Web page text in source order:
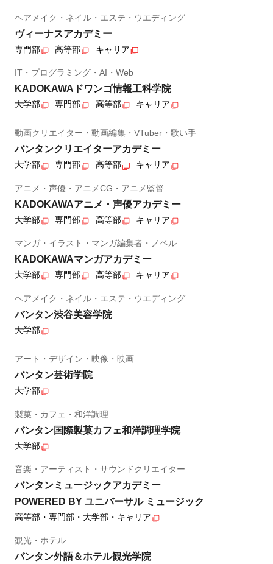
ヘアメイク・ネイル・エステ・ウエディング
ヴィーナスアカデミー
専門部 高等部 キャリア
IT・プログラミング・AI・Web
KADOKAWAドワンゴ情報工科学院
大学部 専門部 高等部 キャリア
動画クリエイター・動画編集・VTuber・歌い手
バンタンクリエイターアカデミー
大学部 専門部 高等部 キャリア
アニメ・声優・アニメCG・アニメ監督
KADOKAWAアニメ・声優アカデミー
大学部 専門部 高等部 キャリア
マンガ・イラスト・マンガ編集者・ノベル
KADOKAWAマンガアカデミー
大学部 専門部 高等部 キャリア
ヘアメイク・ネイル・エステ・ウエディング
バンタン渋谷美容学院
大学部
アート・デザイン・映像・映画
バンタン芸術学院
大学部
製菓・カフェ・和洋調理
バンタン国際製菓カフェ和洋調理学院
大学部
音楽・アーティスト・サウンドクリエイター
バンタンミュージックアカデミー
POWERED BY ユニバーサル ミュージック
高等部・専門部・大学部・キャリア
観光・ホテル
バンタン外語＆ホテル観光学院